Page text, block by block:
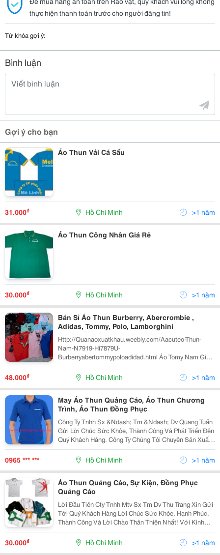
thực hiện thanh toán trước cho người đăng tin!
Từ khóa gợi ý:
Bình luận
Gợi ý cho bạn
Áo Thun Vải Cá Sấu
31.000₫ Hồ Chí Minh >1 năm
Áo Thun Công Nhân Giá Rẻ
30.000₫ Hồ Chí Minh >1 năm
Bán Sỉ Áo Thun Burberry, Abercrombie ,
Adidas, Tommy, Polo, Lamborghini
Http://Quanaoxuatkhau.weebly.com/Aacuteo-Thun-
Nam-N7919-Hi7879U-
Burberryabertommypoloadidad.html Áo Tomy Nam Giá
Sỉ 75.000Đ (Trên 100 Cái, Dưới 100 Thì Thêm 2K 1 Cái
Nha) Giá Lẻ: 100.000Đ Bang Mau: Áo Polo Nam Giá Sỉ
75.000Đ (Trên 1
48.000₫ Hồ Chí Minh >1 năm
May Áo Thun Quảng Cáo, Áo Thun Chương
Trình, Áo Thun Đồng Phục
Công Ty Tnhh Sx &Ndash; Tm &Ndash; Dv Quang Tuấn
Gửi Lời Chúc Sức Khỏe, Thành Công Và Phát Triển Đến
Quý Khách Hàng. Công Ty Chúng Tôi Chuyên Sản Xuất
Và Cung Ứng Các Mặt Hàng Bảo Hộ Lao Động Như: -
Quần Áo: Quần Áo Bảo Hộ Lao Động, Quần Áo Jean Đ
0965 *** *** Hồ Chí Minh >1 năm
Áo Thun Quảng Cáo, Sự Kiện, Đồng Phục
Quảng Cáo
Lời Đầu Tiên Cty Tnhh Mtv Sx Tm Dv Thu Trang Xin Gửi
Tới Quý Khách Hàng Lời Chúc Sức Khỏe, Hạnh Phúc,
Thành Công Và Lời Chào Thân Thiện Nhất! Với Kinh
Nhiệm Nhiều Năm Làm Trong Ngành May.chúng Tôi
Muốn Mang Đến Cho Quý Khách Với Mức Giá Cạnh
30.000₫ Hồ Chí Minh >1 năm